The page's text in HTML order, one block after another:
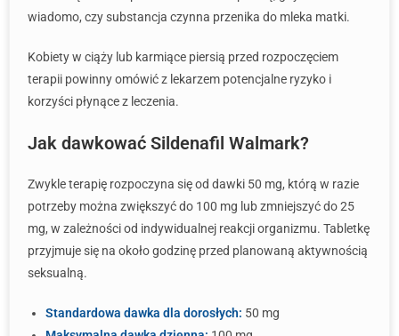
wiadomo, czy substancja czynna przenika do mleka matki.
Kobiety w ciąży lub karmiące piersią przed rozpoczęciem
terapii powinny omówić z lekarzem potencjalne ryzyko i
korzyści płynące z leczenia.
Jak dawkować Sildenafil Walmark?
Zwykle terapię rozpoczyna się od dawki 50 mg, którą w razie
potrzeby można zwiększyć do 100 mg lub zmniejszyć do 25
mg, w zależności od indywidualnej reakcji organizmu. Tabletkę
przyjmuje się na około godzinę przed planowaną aktywnością
seksualną.
Standardowa dawka dla dorosłych: 50 mg